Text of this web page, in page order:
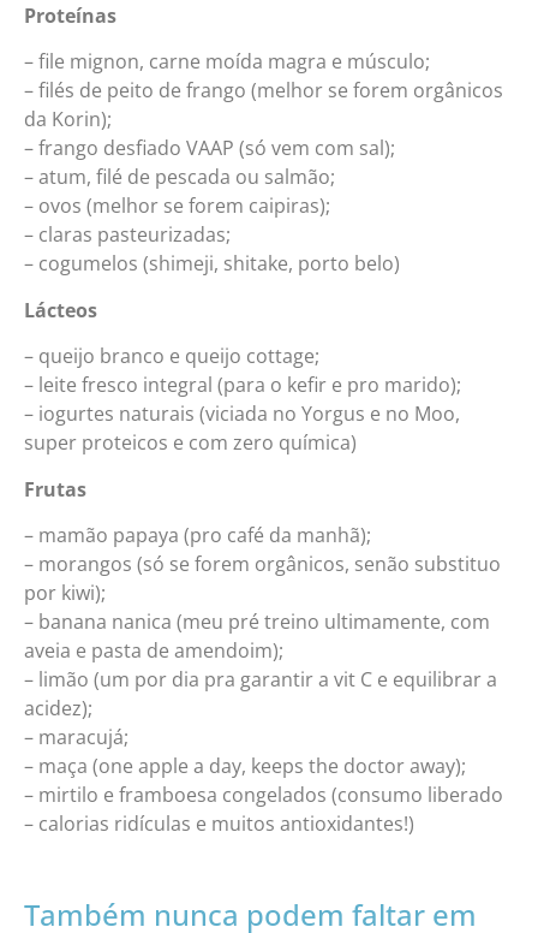
Proteínas
– file mignon, carne moída magra e músculo;
– filés de peito de frango (melhor se forem orgânicos
da Korin);
– frango desfiado VAAP (só vem com sal);
– atum, filé de pescada ou salmão;
– ovos (melhor se forem caipiras);
– claras pasteurizadas;
– cogumelos (shimeji, shitake, porto belo)
Lácteos
– queijo branco e queijo cottage;
– leite fresco integral (para o kefir e pro marido);
– iogurtes naturais (viciada no Yorgus e no Moo,
super proteicos e com zero química)
Frutas
– mamão papaya (pro café da manhã);
– morangos (só se forem orgânicos, senão substituo
por kiwi);
– banana nanica (meu pré treino ultimamente, com
aveia e pasta de amendoim);
– limão (um por dia pra garantir a vit C e equilibrar a
acidez);
– maracujá;
– maça (one apple a day, keeps the doctor away);
– mirtilo e framboesa congelados (consumo liberado
– calorias ridículas e muitos antioxidantes!)
Também nunca podem faltar em